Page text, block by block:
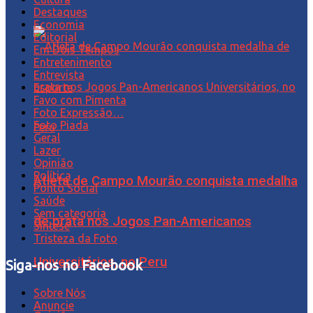
Atleta de Campo Mourão conquista medalha
de prata nos Jogos Pan-Americanos
Universitários, no Peru
Destaques
Economia
Editorial
Em Dois Tempos
Entretenimento
Entrevista
Esporte
Favo com Pimenta
Foto Expressão…
Foto Piada
Geral
Lazer
Opinião
Política
Ponto Social
Saúde
Sem categoria
Síntese
Tristeza da Foto
Siga-nos no Facebook
Sobre Nós
Anuncie